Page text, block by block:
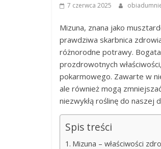
7 czerwca 2025
Mizuna, znana jako
prawdziwa skarbnica
różnorodne potrawy.
prozdrowotnych
pokarmowego. Zawarte w
ale również mogą
niezwykłą roślinę do naszej
Spis treści
Mizuna – właściwości